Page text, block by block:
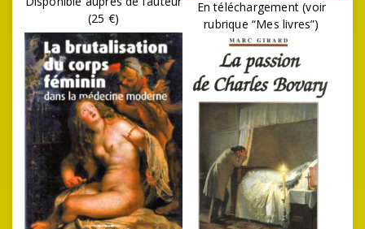
(25 €)
En téléchargement (voir
rubrique “Mes livres”)